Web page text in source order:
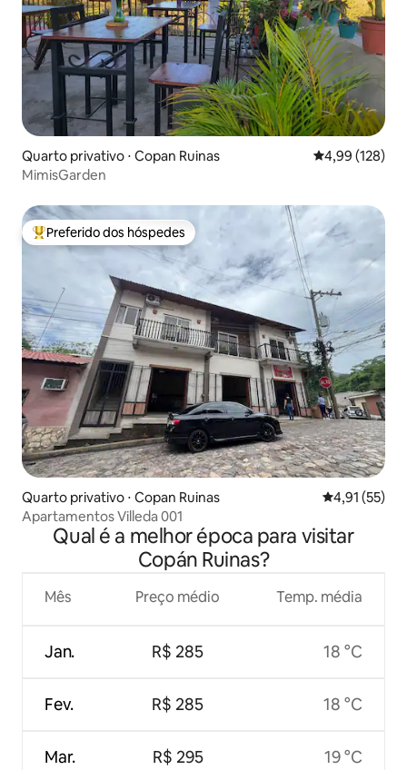
Quarto privativo ⋅ Copan Ruinas 4,99 de uma
4,99 (128)
MimisGarden
Entre os melhores preferidos dos hóspedes
Preferido dos hóspedes
Quarto privativo ⋅ Copan Ruinas 4,91 de uma
4,91 (55)
Apartamentos Villeda 001
Qual é a melhor época para visitar
Copán Ruinas?
Mês
Jan.
Fev.
Mar.
Preço médio
R$ 285
R$ 285
R$ 295
Temp. média
18 °C
18 °C
19 °C